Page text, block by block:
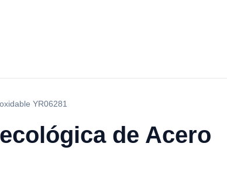
YR06281
de Acero